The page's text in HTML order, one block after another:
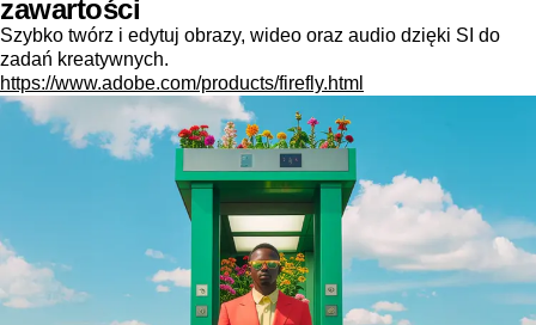
zawartości
Szybko twórz i edytuj obrazy, wideo oraz audio dzięki SI do
zadań kreatywnych.
https://www.adobe.com/products/firefly.html